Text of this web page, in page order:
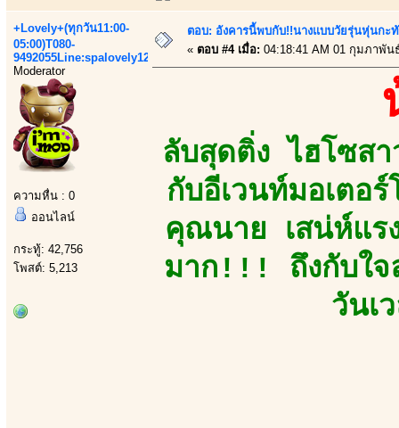
+Lovely+(ทุกวัน11:00-
05:00)T080-
9492055Line:spalovely123
Moderator
ความหื่น : 0
ออนไลน์
กระทู้: 42,756
โพสต์: 5,213
ตอบ: อังคารนี้พบกับ!!นางแบบวัยรุ่นหุ่นกะ
« ตอบ #4 เมื่อ: 04:18:41 AM 01 กุมภาพัน
ลับสุดติ่ง ไฮโซส
กับอีเวนท์มอเตอ
คุณนาย เสน่ห์แร
มาก!!! ถึงกับใจ
วันเ